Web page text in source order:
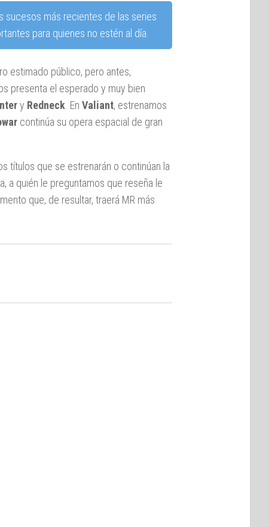
sucesos más recientes de las series
para quienes no estén al día.
estimado público, pero antes,
presenta el esperado y muy bien
y Redneck . En Valiant, estrenamos
continúa su opera espacial de gran
títulos que se estrenarán o continúan la
a quién le preguntamos que reseña le
que, de resultar, traerá MR más